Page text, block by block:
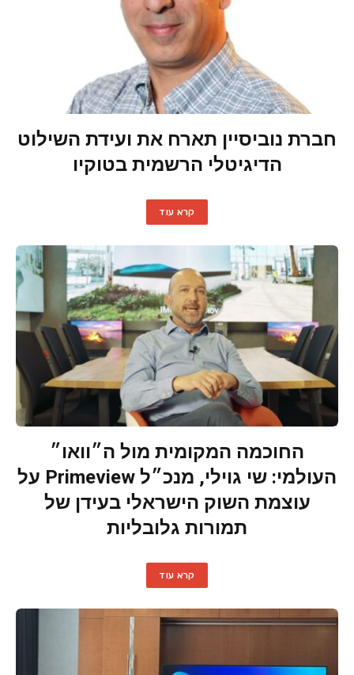
חברת נוביסיין תארח את ועידת השילוט
הדיגיטלי הרשמית בטוקיו
קרא עוד
החוכמה המקומית מול ה״וואו״
העולמי: שי גוילי, מנכ״ל Primeview על
עוצמת השוק הישראלי בעידן של
תמורות גלובליות
קרא עוד